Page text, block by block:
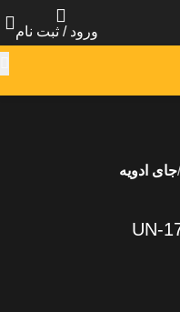
ورود / ثبت نام
جای ادویه